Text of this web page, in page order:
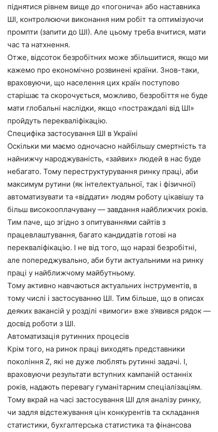
піднятися рівнем вище до «погонича» або наставника
ШІ, контролюючи виконання ним робіт та оптимізуючи
промпти (запити до ШІ). Але цьому треба вчитися, мати
час та натхнення.
Отже, відсоток безробітних може збільшитися, якщо ми
кажемо про економічно розвинені країни. Знов-таки,
враховуючи, що населення цих країн поступово
старішає та скорочується, можливо, безробіття не буде
мати глобальні наслідки, якщо «постраждалі від ШІ»
пройдуть перекваліфікацію.
Специфіка застосування ШІ в Україні
Оскільки ми маємо одночасно найбільшу смертність та
найнижчу народжуваність, «зайвих» людей в нас буде
небагато. Тому переструктурування ринку праці, аби
максимум рутини (як інтелектуальної, так і фізичної)
автоматизувати та «віддати» людям роботу цікавішу та
більш високооплачувану — завдання найближчих років.
Тим паче, що згідно з опитуваннями сайтів з
працевлаштування, багато кандидатів готові на
перекваліфікацію. І не від того, що наразі безробітні,
але попереджувально, аби бути актуальними на ринку
праці у найближчому майбутньому.
Тому активно навчаються актуальних інструментів, в
тому числі і застосуванню ШІ. Тим більше, що в описах
деяких вакансій у розділі «вимоги» вже з’явився рядок —
досвід роботи з ШІ.
Автоматизація рутинних процесів
Крім того, на ринок праці виходять представники
покоління Z, які не дуже люблять рутинні задачі. І,
враховуючи результати вступних кампаній останніх
років, надають перевагу гуманітарним спеціалізаціям.
Тому вкрай на часі застосування ШІ для аналізу ринку,
чи задля відстежування цін конкурентів та складання
статистики, бухгалтерська статистика та фінансова